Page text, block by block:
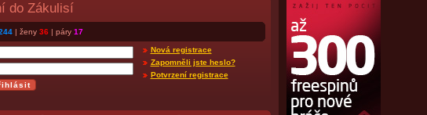
do Zákulisí
| ženy 36| páry 17
Nová registrace
Zapomněli jste heslo?
Potvrzení registrace